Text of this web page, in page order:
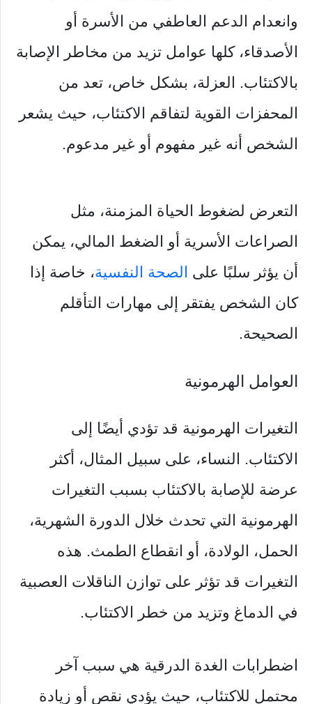
وانعدام الدعم العاطفي من الأسرة أو
الأصدقاء، كلها عوامل تزيد من مخاطر الإصابة
بالاكتئاب. العزلة، بشكل خاص، تعد من
المحفزات القوية لتفاقم الاكتئاب، حيث يشعر
الشخص أنه غير مفهوم أو غير مدعوم.
التعرض لضغوط الحياة المزمنة، مثل
الصراعات الأسرية أو الضغط المالي، يمكن
أن يؤثر سلبًا على الصحة النفسية، خاصة إذا
كان الشخص يفتقر إلى مهارات التأقلم
الصحيحة.
العوامل الهرمونية
التغيرات الهرمونية قد تؤدي أيضًا إلى
الاكتئاب. النساء، على سبيل المثال، أكثر
عرضة للإصابة بالاكتئاب بسبب التغيرات
الهرمونية التي تحدث خلال الدورة الشهرية،
الحمل، الولادة، أو انقطاع الطمث. هذه
التغيرات قد تؤثر على توازن الناقلات العصبية
في الدماغ وتزيد من خطر الاكتئاب.
اضطرابات الغدة الدرقية هي سبب آخر
محتمل للاكتئاب، حيث يؤدي نقص أو زيادة